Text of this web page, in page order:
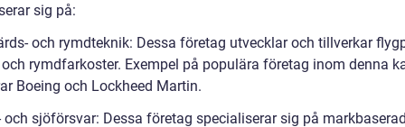
sig på:
och rymdteknik: Dessa företag utvecklar och tillverkar
rymdfarkoster. Exempel på populära företag inom denna
Boeing och Lockheed Martin.
och sjöförsvar: Dessa företag specialiserar sig på